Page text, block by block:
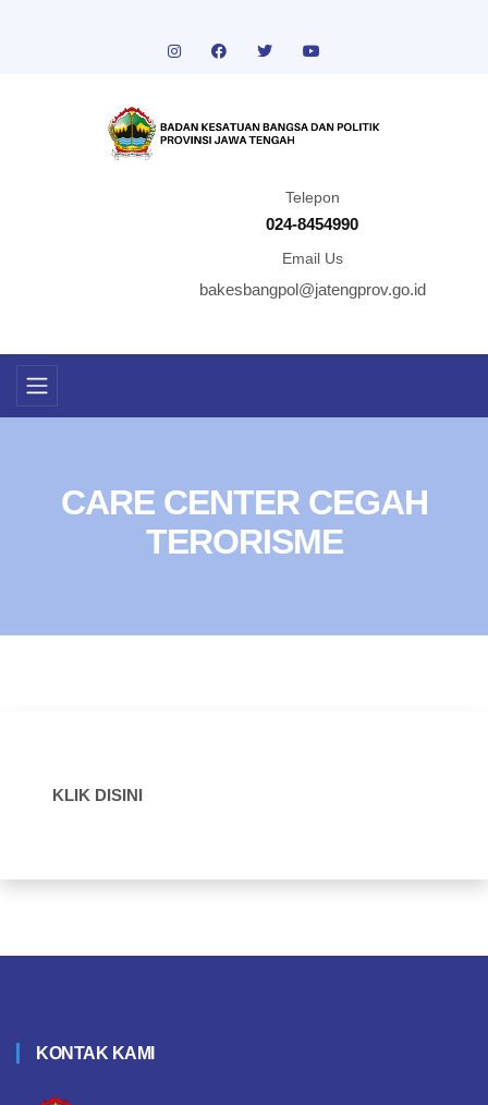
Telepon
024-8454990
Email Us
bakesbangpol@jatengprov.go.id
CARE CENTER CEGAH
TERORISME
KLIK DISINI
KONTAK KAMI